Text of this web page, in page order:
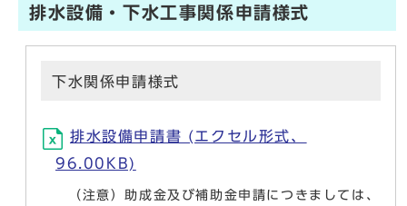
排水設備・下水工事関係申請様式
下水関係申請様式
排水設備申請書 (エクセル形式、
96.00KB)
（注意）助成金及び補助金申請につきましては、